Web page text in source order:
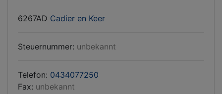
6267AD Cadier en Keer
Steuernummer: unbekannt
Telefon: 0434077250
Fax: unbekannt